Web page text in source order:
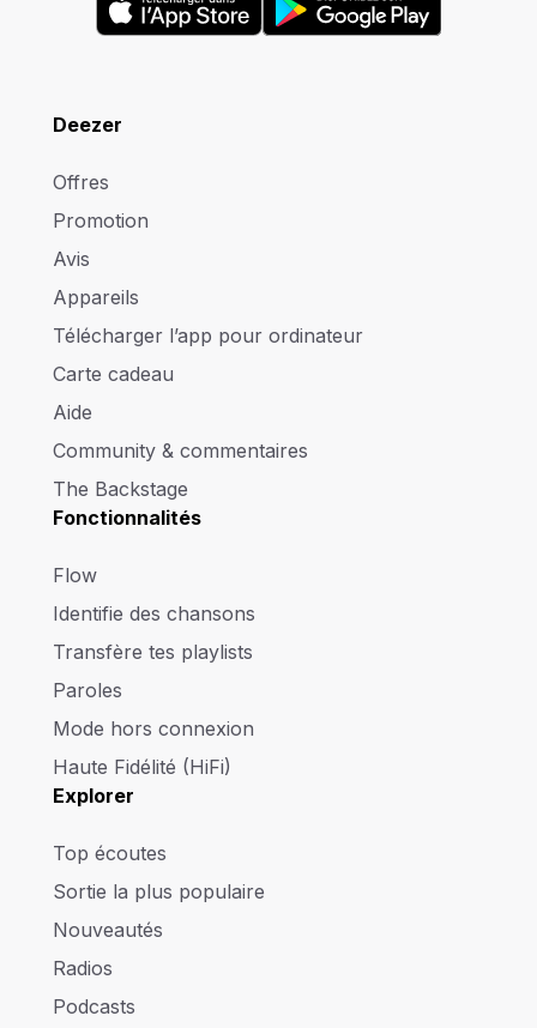
Deezer
Offres
Promotion
Avis
Appareils
Télécharger l’app pour ordinateur
Carte cadeau
Aide
Community & commentaires
The Backstage
Fonctionnalités
Flow
Identifie des chansons
Transfère tes playlists
Paroles
Mode hors connexion
Haute Fidélité (HiFi)
Explorer
Top écoutes
Sortie la plus populaire
Nouveautés
Radios
Podcasts